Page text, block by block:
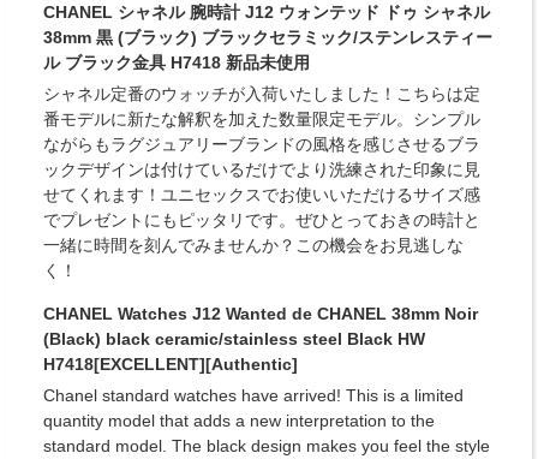
CHANEL シャネル 腕時計 J12 ウォンテッド ドゥ シャネル
38mm 黒 (ブラック) ブラックセラミック/ステンレスティー
ル ブラック金具 H7418 新品未使用
シャネル定番のウォッチが入荷いたしました！こちらは定
番モデルに新たな解釈を加えた数量限定モデル。シンプル
ながらもラグジュアリーブランドの風格を感じさせるブラ
ックデザインは付けているだけでより洗練された印象に見
せてくれます！ユニセックスでお使いいただけるサイズ感
でプレゼントにもピッタリです。ぜひとっておきの時計と
一緒に時間を刻んでみませんか？この機会をお見逃しな
く！
CHANEL Watches J12 Wanted de CHANEL 38mm Noir
(Black) black ceramic/stainless steel Black HW
H7418[EXCELLENT][Authentic]
Chanel standard watches have arrived! This is a limited
quantity model that adds a new interpretation to the
standard model. The black design makes you feel the style